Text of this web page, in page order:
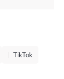
TikTok